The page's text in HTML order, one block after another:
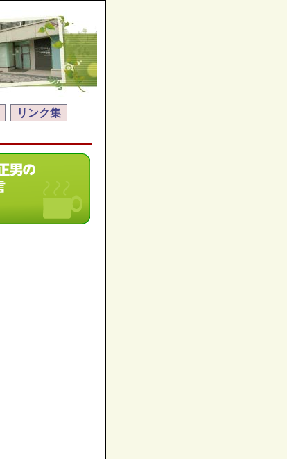
リンク集